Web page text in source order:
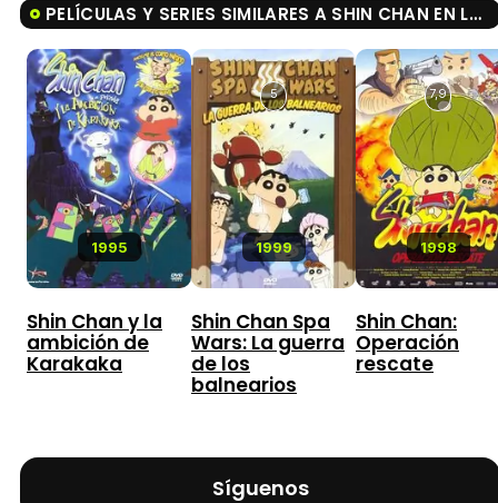
PELÍCULAS Y SERIES SIMILARES A SHIN CHAN EN LA ISLA DEL TESORO
1995
Shin Chan y la
ambición de
Karakaka
1999
5
Shin Chan Spa
Wars: La guerra
de los
balnearios
1998
7,9
Shin Chan:
Operación
rescate
Síguenos